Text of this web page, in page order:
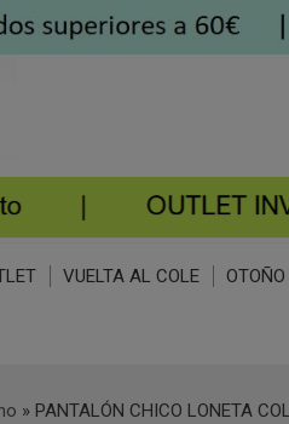
VUELTA AL COLE
» PANTALÓN CHICO LONETA